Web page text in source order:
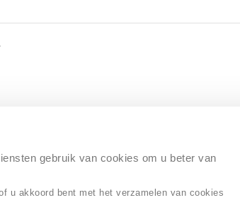
gebruik van cookies om u beter van
u akkoord bent met het verzamelen van cookies